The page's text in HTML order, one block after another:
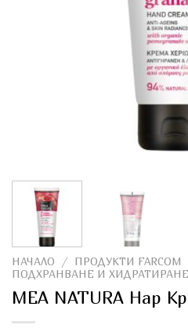
НАЧАЛО / ПРОДУКТИ FARCOM
ПОДХРАНВАНЕ И
MEA NATURA Нар